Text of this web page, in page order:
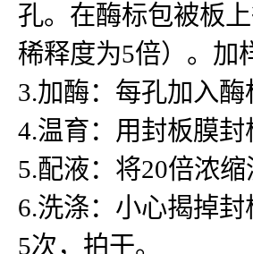
孔。在酶标包被板
稀释度为5倍）。加
3.加酶：每孔加入
4.温育：用封板膜
5.配液：将20倍浓
6.洗涤：小心揭掉
5次，拍干。